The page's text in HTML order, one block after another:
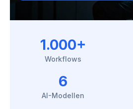
1.000+
Workflows
6
AI-Modellen